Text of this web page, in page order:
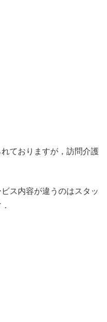
ておりますが，訪問介護
ス内容が違うのはスタッ